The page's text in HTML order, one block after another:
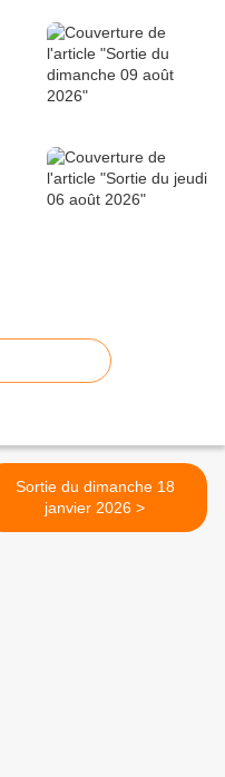
Sortie du dimanche 18
janvier 2026 >